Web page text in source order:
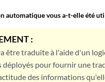
automatique vous a-t-elle été
:
être traduite à l'aide d'un
déployés pour fournir une
des informations